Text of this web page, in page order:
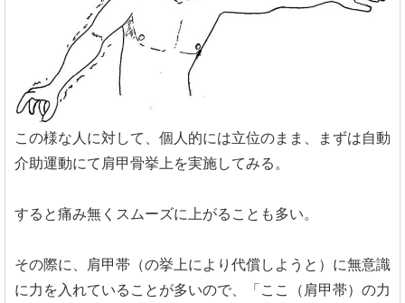
この様な人に対して、個人的には立位のまま、まずは自動
介助運動にて肩甲骨挙上を実施してみる。
すると痛み無くスムーズに上がることも多い。
その際に、肩甲帯（の挙上により代償しようと）に無意識
に力を入れていることが多いので、「ここ（肩甲帯）の力